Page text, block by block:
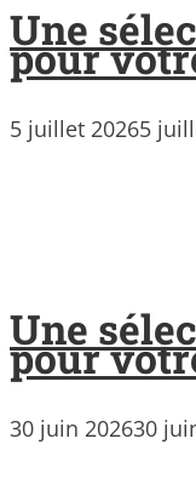
Une
pour
5 juillet 20265
Une
pour
30 juin 202630